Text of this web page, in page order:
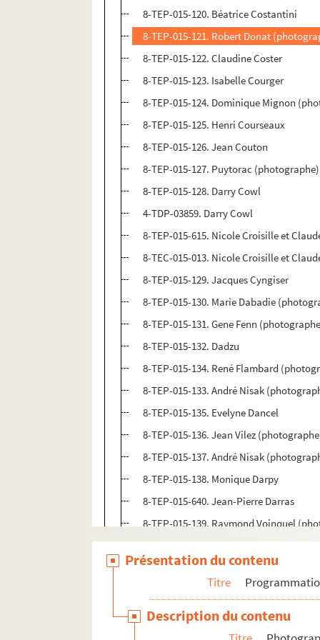
8-TEP-015-120. Béatrice Costantini
8-TEP-015-121. Robert Donat
8-TEP-015-122. Claudine Coster
8-TEP-015-123. Isabelle Courger
8-TEP-015-124. Dominique Mignon
8-TEP-015-125. Henri Courseaux
8-TEP-015-126. Jean Couton
8-TEP-015-127. Puytorac
8-TEP-015-128. Darry Cowl
4-TDP-03859. Darry Cowl
8-TEP-015-615. Nicole Croisille et
8-TEC-015-013. Nicole Croisille et
8-TEP-015-129. Jacques Cyngiser
8-TEP-015-130. Marie Dabadie
8-TEP-015-131. Gene Fenn
8-TEP-015-132. Dadzu
8-TEP-015-134. René Flambard
8-TEP-015-133. André Nisak
8-TEP-015-135. Evelyne Dancel
8-TEP-015-136. Jean Vilez
8-TEP-015-137. André Nisak
8-TEP-015-138. Monique Darpy
8-TEP-015-640. Jean-Pierre Darras
8-TEP-015-139. Raymond Voinquel
8-TEP-015-140. Danielle Darrieux
8-TEP-015-141. Claude Darvy
4-TEP-015-079. Michel Ristroph
8-TEP-015-142. Jean Davan
4-TEP-015-074. Studio Harcourt
Présentation du contenu
Titre
Description du contenu